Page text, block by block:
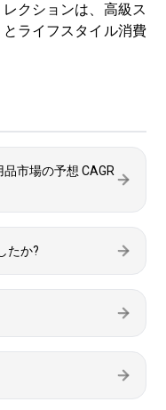
クションは、高級ス
ライフスタイル消費
市場の予想 CAGR
たか?